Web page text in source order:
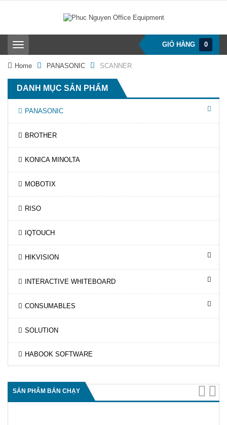
T
o
g
l
e
n
a
g
i
o
n
GIỎ HÀNG 0
Home PANASONIC SCANNER
DANH MỤC SẢN PHẨM
PANASONIC
BROTHER
KONICA MINOLTA
MOBOTIX
RISO
IQTOUCH
HIKVISION
INTERACTIVE WHITEBOARD
CONSUMABLES
SOLUTION
HABOOK SOFTWARE
SẢN PHẨM BÁN CHẠY